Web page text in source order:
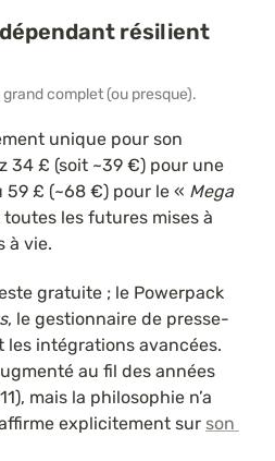
résilient
grand complet (ou presque).
unique pour son
34 £ (soit ~39 €) pour une
£ (~68 €) pour le « Mega
les futures mises à
à vie.
gratuite ; le Powerpack
, le gestionnaire de presse-
les intégrations avancées.
au fil des années
mais la philosophie n’a
explicitement sur son